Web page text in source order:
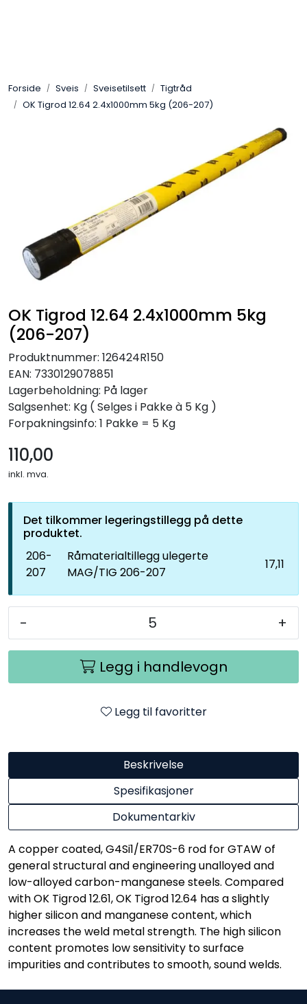
Forside Sveis Sveisetilsett
Tigtråd
OK Tigrod 12.64 2.4x1000mm 5kg (206-207)
OK Tigrod 12.64 2.4x1000mm 5kg
(206-207)
Produktnummer: 126424R150
EAN: 7330129078851
Lagerbeholdning: På lager
Salgsenhet: Kg ( Selges i Pakke à 5 Kg )
Forpakningsinfo: 1 Pakke = 5 Kg
110,00
inkl. mva.
Det tilkommer legeringstillegg på dette
produktet.
206-
207
Råmaterialtillegg ulegerte
MAG/TIG 206-207
17,11
- +
Legg i handlevogn
Legg til favoritter
Beskrivelse
Spesifikasjoner
Dokumentarkiv
A copper coated, G4Si1/ER70S-6 rod for GTAW of
general structural and engineering unalloyed and
low-alloyed carbon-manganese steels. Compared
with OK Tigrod 12.61, OK Tigrod 12.64 has a slightly
higher silicon and manganese content, which
increases the weld metal strength. The high silicon
content promotes low sensitivity to surface
impurities and contributes to smooth, sound welds.
Pakning
Verneutstyr
Industriprodukter